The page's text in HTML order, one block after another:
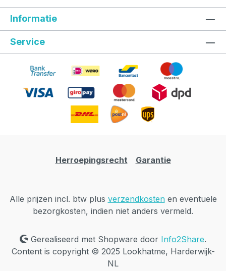
Informatie
Service
Herroepingsrecht Garantie
Alle prijzen incl. btw plus verzendkostenen eventuele
bezorgkosten, indien niet anders vermeld.
Gerealiseerd met Shopware door Info2Share.
Content is copyright © 2025 Lookhatme, Harderwijk-
NL